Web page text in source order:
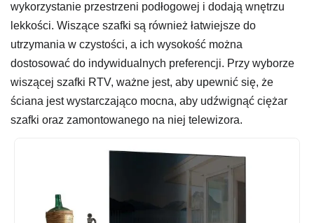
wykorzystanie przestrzeni podłogowej i dodają wnętrzu
lekkości. Wiszące szafki są również łatwiejsze do
utrzymania w czystości, a ich wysokość można
dostosować do indywidualnych preferencji. Przy wyborze
wiszącej szafki RTV, ważne jest, aby upewnić się, że
ściana jest wystarczająco mocna, aby udźwignąć ciężar
szafki oraz zamontowanego na niej telewizora.